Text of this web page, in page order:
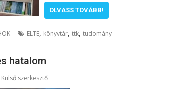
OLVASS TOVÁBB!
ELTE, könyvtár, ttk, tudomány
hatalom
Külső szerkesztő